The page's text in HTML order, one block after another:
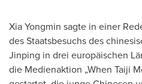
Xia Yongmin sagte in einer
des Staatsbesuchs des
Jinping in drei europäischen
die Medienaktion „When Taiji